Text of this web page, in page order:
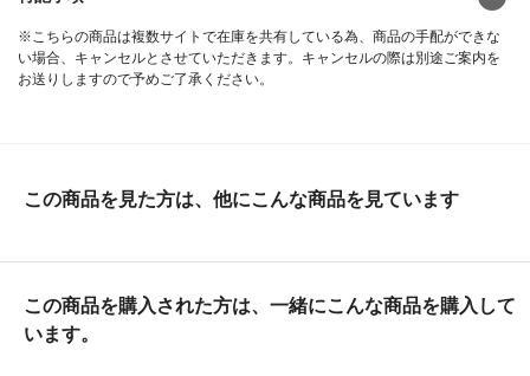
※こちらの商品は複数サイトで在庫を共有している為、商品の手配ができな
い場合、キャンセルとさせていただきます。キャンセルの際は別途ご案内を
お送りしますので予めご了承ください。
この商品を見た方は、他にこんな商品を見ています
この商品を購入された方は、一緒にこんな商品を購入して
います。